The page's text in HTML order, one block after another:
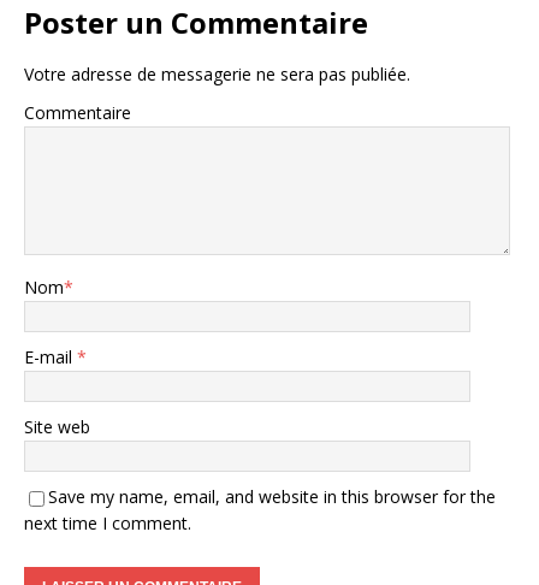
Poster un Commentaire
Votre adresse de messagerie ne sera pas publiée.
Commentaire
Nom*
E-mail *
Site web
Save my name, email, and website in this browser for the
next time I comment.